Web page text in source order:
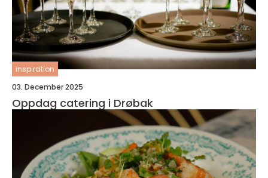
inspiration
03. December 2025
Oppdag catering i Drøbak